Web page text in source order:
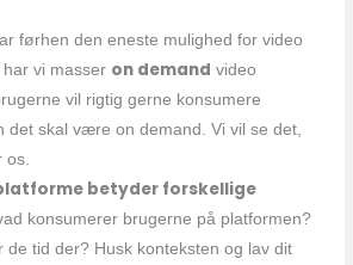
førhen den eneste mulighed for video
vi masser on demand video
vil rigtig gerne konsumere
det skal være on demand. Vi vil se det,
os.
betyder forskellige
konsumerer brugerne på platformen?
de tid der? Husk konteksten og lav dit